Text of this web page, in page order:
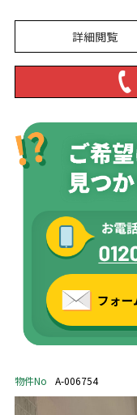
詳細閲覧
物件No A-006754